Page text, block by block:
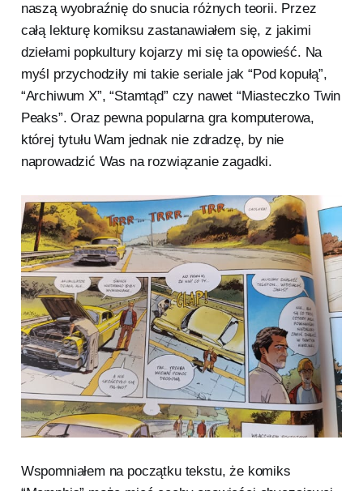
naszą wyobraźnię do snucia różnych teorii. Przez
całą lekturę komiksu zastanawiałem się, z jakimi
dziełami popkultury kojarzy mi się ta opowieść. Na
myśl przychodziły mi takie seriale jak “Pod kopułą”,
“Archiwum X”, “Stamtąd” czy nawet “Miasteczko Twin
Peaks”. Oraz pewna popularna gra komputerowa,
której tytułu Wam jednak nie zdradzę, by nie
naprowadzić Was na rozwiązanie zagadki.
Wspomniałem na początku tekstu, że komiks